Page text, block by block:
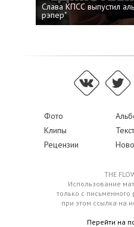
Слава КПСС выпустил
рэпер"
Фото
Клипы
Рецензии
THE
Использование
только с
при этом ссылка на
Перейти на